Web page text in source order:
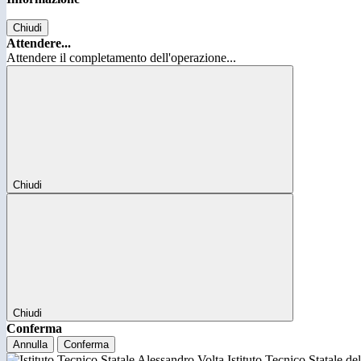
Chiudi
Attendere...
Attendere il completamento dell'operazione...
Chiudi
Chiudi
Conferma
Annulla Conferma